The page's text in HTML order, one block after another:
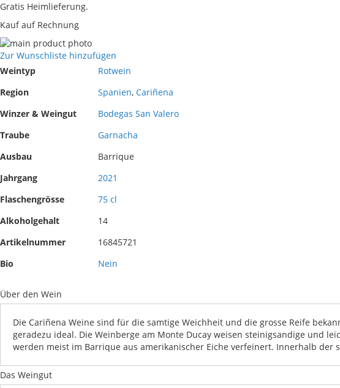
Gratis Heimlieferung.
Kauf auf Rechnung
Skip
to
the
of
images
Skip
to
beginning
the
gallery
Zur Wunschliste hinzufügen
Mehr
Informationen
Weintyp
Rotwein
Region
Spanien, Cariñena
Winzer & Weingut
Bodegas San Valero
Traube
Garnacha
Ausbau
Barrique
Jahrgang
2021
Flaschengrösse
75 cl
Alkoholgehalt
14
Artikelnummer
16845721
Bio
Nein
Über den Wein
Die Cariñena Weine sind für die samtige Weichheit und die grosse Reife
geradezu ideal. Die Weinberge am Monte Ducay weisen steinigsandige und
werden meist im Barrique aus amerikanischer Eiche verfeinert. Innerhalb der
Das Weingut